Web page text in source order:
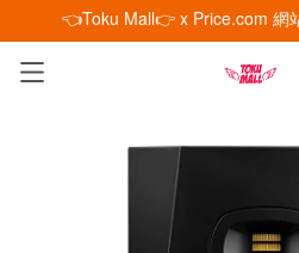
👈Toku Mall👉 x Price.com 網
已加入購物車